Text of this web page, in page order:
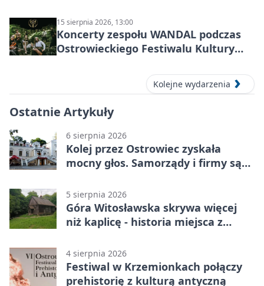
15 sierpnia 2026, 13:00
Koncerty zespołu WANDAL podczas
Ostrowieckiego Festiwalu Kultury
Kolejne wydarzenia
Ostatnie Artykuły
6 sierpnia 2026
Kolej przez Ostrowiec zyskała
mocny głos. Samorządy i firmy są
5 sierpnia 2026
Góra Witosławska skrywa więcej
niż kaplicę - historia miejsca z
4 sierpnia 2026
Festiwal w Krzemionkach połączy
prehistorię z kulturą antyczną